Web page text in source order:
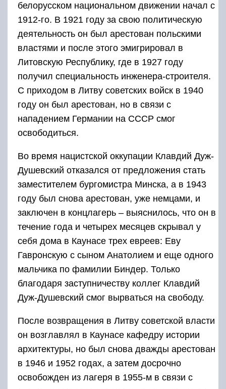
белорусском национальном движении начал с
1912-го. В 1921 году за свою политическую
деятельность он был арестован польскими
властями и после этого эмигрировал в
Литовскую Республику, где в 1927 году
получил специальность инженера-строителя.
С приходом в Литву советских войск в 1940
году он был арестован, но в связи с
нападением Германии на СССР смог
освободиться.
Во время нацистской оккупации Клавдий Дуж-
Душевский отказался от предложения стать
заместителем бургомистра Минска, а в 1943
году был снова арестован, уже немцами, и
заключен в концлагерь – выяснилось, что он в
течение года и четырех месяцев скрывал у
себя дома в Каунасе трех евреев: Еву
Гавронскую с сыном Анатолием и еще одного
мальчика по фамилии Биндер. Только
благодаря заступничеству коллег Клавдий
Дуж-Душевский смог вырваться на свободу.
После возвращения в Литву советской власти
он возглавлял в Каунасе кафедру истории
архитектуры, но был снова дважды арестован
в 1946 и 1952 годах, а затем досрочно
освобожден из лагеря в 1955-м в связи с